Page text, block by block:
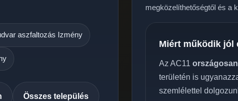
aszfaltozás Izmény
Összes település
megközelíthetőségtől és a
Miért működik jól
Az AC11
területén is
szemlélettel